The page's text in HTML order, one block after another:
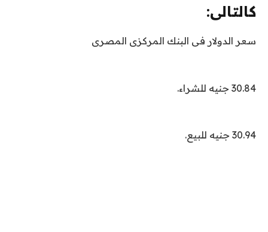
كالتالى:
سعر الدولار فى البنك المركزى المصرى
30.84 جنيه للشراء.
30.94 جنيه للبيع.